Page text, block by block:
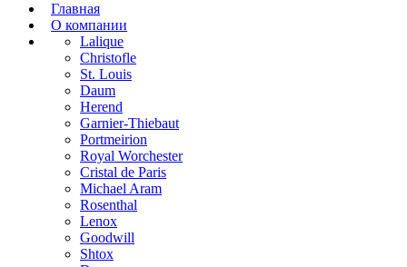
Главная
О компании
Lalique
Christofle
St. Louis
Daum
Herend
Garnier-Thiebaut
Portmeirion
Royal Worchester
Cristal de Paris
Michael Aram
Rosenthal
Lenox
Goodwill
Shtox